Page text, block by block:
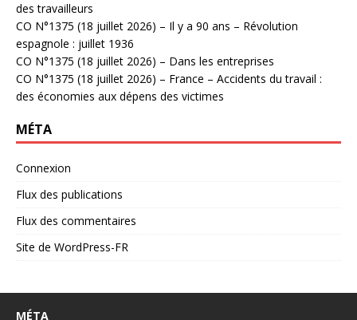
des travailleurs
CO N°1375 (18 juillet 2026) – Il y a 90 ans – Révolution
espagnole : juillet 1936
CO N°1375 (18 juillet 2026) – Dans les entreprises
CO N°1375 (18 juillet 2026) – France – Accidents du travail :
des économies aux dépens des victimes
MÉTA
Connexion
Flux des publications
Flux des commentaires
Site de WordPress-FR
MÉTA